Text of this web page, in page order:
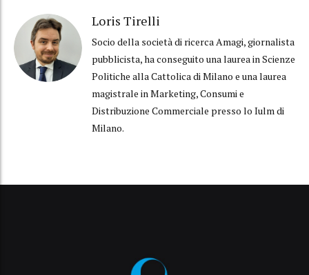
Loris Tirelli
Socio della società di ricerca Amagi, giornalista
pubblicista, ha conseguito una laurea in Scienze
Politiche alla Cattolica di Milano e una laurea
magistrale in Marketing, Consumi e
Distribuzione Commerciale presso lo Iulm di
Milano.